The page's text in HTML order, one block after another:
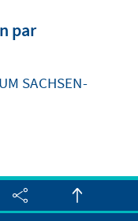
par
SACHSEN-